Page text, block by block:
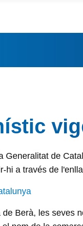
de
hi a través de
Berà, les seves